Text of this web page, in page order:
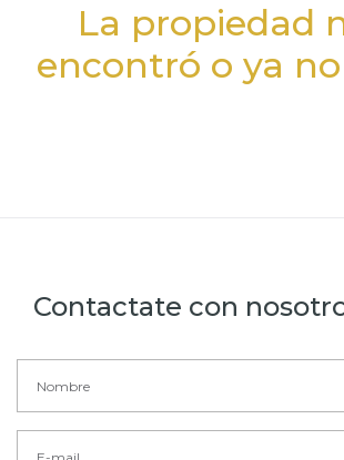
La propiedad
encontró o ya
Contactate con